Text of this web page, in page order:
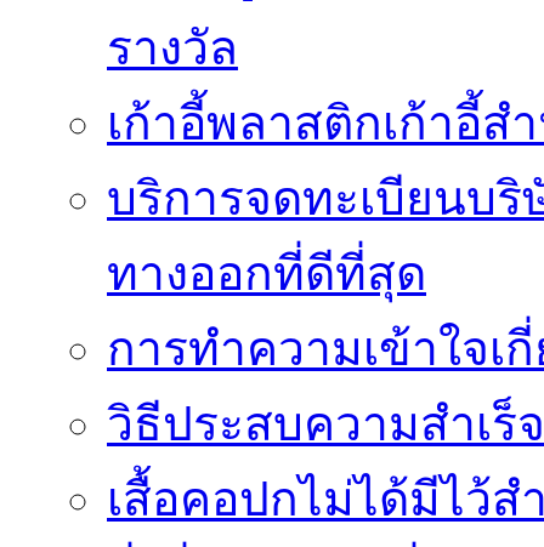
รางวัล
เก้าอี้พลาสติกเก้าอี้
บริการจดทะเบียนบ
ทางออกที่ดีที่สุด
การทำความเข้าใจเ
วิธีประสบความสำเ
เสื้อคอปกไม่ได้มีไว้